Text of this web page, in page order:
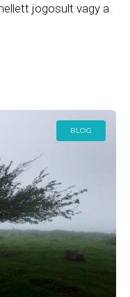
jogosult vagy a
BLOG